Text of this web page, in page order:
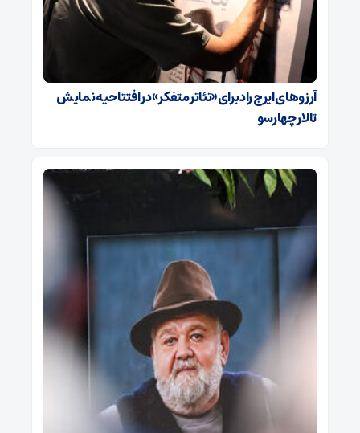
آرزوهای ایرج راد برای «تئاتر متفکر» در افتتاحیه نمایش
تالار چهارسو